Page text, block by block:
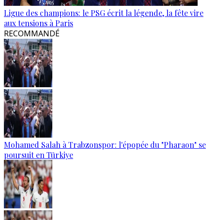
Ligue des champions: le PSG écrit la légende, la fête vire
aux tensions à Paris
RECOMMANDÉ
Mohamed Salah à Trabzonspor: l'épopée du "Pharaon" se
poursuit en Türkiye